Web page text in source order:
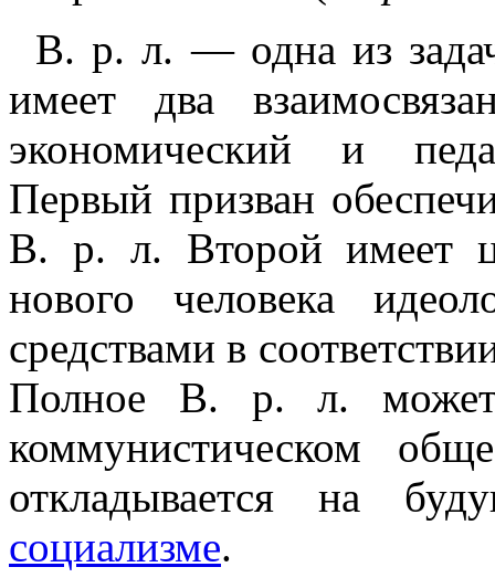
В. р. л. — одна из
имеет два
экономический и
Первый призван
В. р. л. Второй имеет
нового человека
средствами в
Полное В. р. л. может
коммунистическом
откладывается на
социализме.